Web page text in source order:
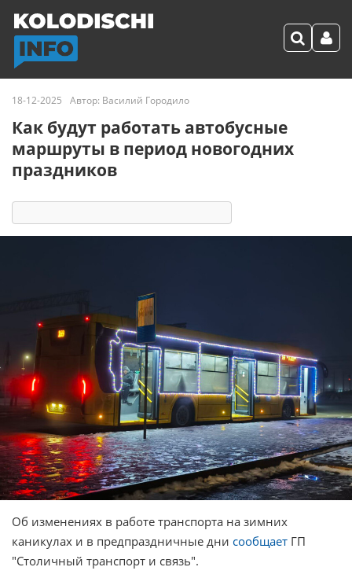
18-12-2025 Автор: Василий Городило
Как будут работать автобусные
маршруты в период новогодних
праздников
Об изменениях в работе транспорта на зимних
каникулах и в предпраздничные дни сообщает ГП
"Столичный транспорт и связь".